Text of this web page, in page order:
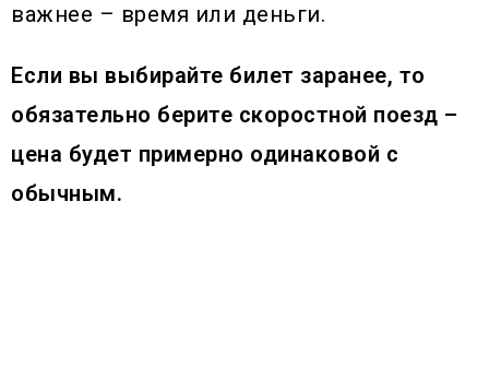
важнее – время или деньги.
Если вы выбирайте билет заранее, то
обязательно берите скоростной поезд –
цена будет примерно одинаковой с
обычным.